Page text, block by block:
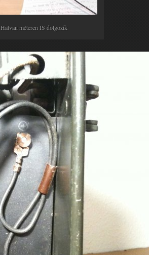
Hatvan méteren IS dolgozik